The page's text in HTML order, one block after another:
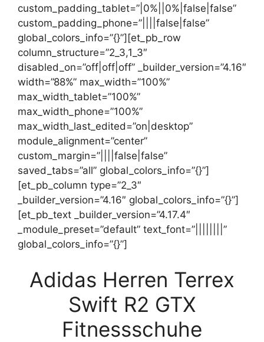
custom_padding_tablet=”|0%||0%|false|false”
custom_padding_phone=”||||false|false”
global_colors_info=”{}”][et_pb_row
column_structure=”2_3,1_3″
disabled_on=”off|off|off” _builder_version=”4.16″
width=”88%” max_width=”100%”
max_width_tablet=”100%”
max_width_phone=”100%”
max_width_last_edited=”on|desktop”
module_alignment=”center”
custom_margin=”||||false|false”
saved_tabs=”all” global_colors_info=”{}”]
[et_pb_column type=”2_3″
_builder_version=”4.16″ global_colors_info=”{}”]
[et_pb_text _builder_version=”4.17.4″
_module_preset=”default” text_font=”||||||||”
global_colors_info=”{}”]
Adidas Herren Terrex
Swift R2 GTX
Fitnessschuhe